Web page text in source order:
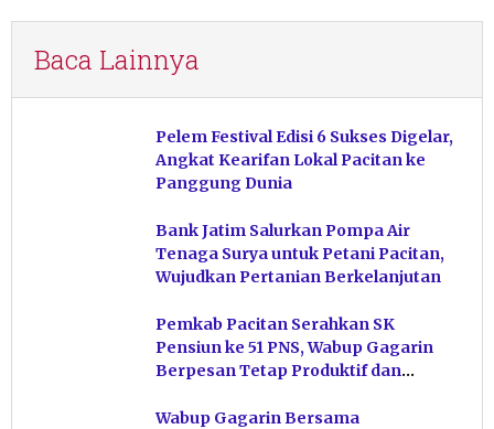
Baca Lainnya
Pelem Festival Edisi 6 Sukses Digelar,
Angkat Kearifan Lokal Pacitan ke
Panggung Dunia
Bank Jatim Salurkan Pompa Air
Tenaga Surya untuk Petani Pacitan,
Wujudkan Pertanian Berkelanjutan
Pemkab Pacitan Serahkan SK
Pensiun ke 51 PNS, Wabup Gagarin
Berpesan Tetap Produktif dan
Wabup Gagarin Bersama